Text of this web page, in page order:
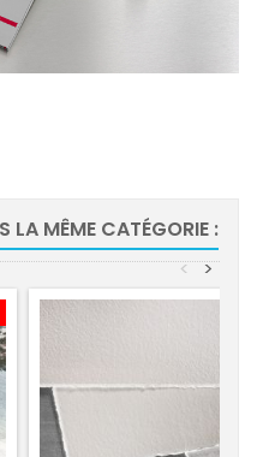
LA MÊME CATÉGORIE :
>
<